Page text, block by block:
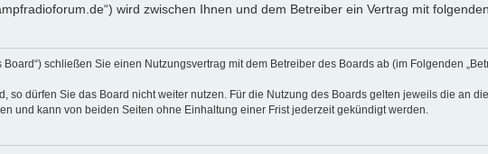
wird zwischen Ihnen und dem Betreiber ein Vertrag mit
Board“) schließen Sie einen Nutzungsvertrag mit dem Betreiber des Boards ab (im Folgenden
so dürfen Sie das Board nicht weiter nutzen. Für die Nutzung des Boards gelten jeweils die an
und kann von beiden Seiten ohne Einhaltung einer Frist jederzeit gekündigt werden.